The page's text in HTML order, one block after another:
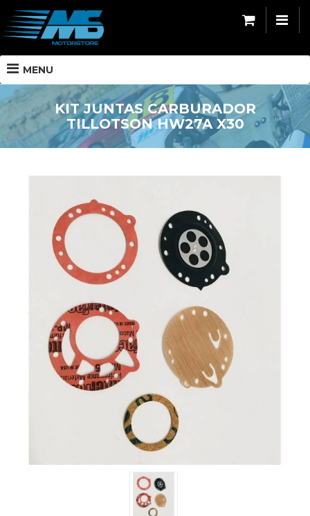
MENU
KIT JUNTAS CARBURADOR
TILLOTSON HW27A X30